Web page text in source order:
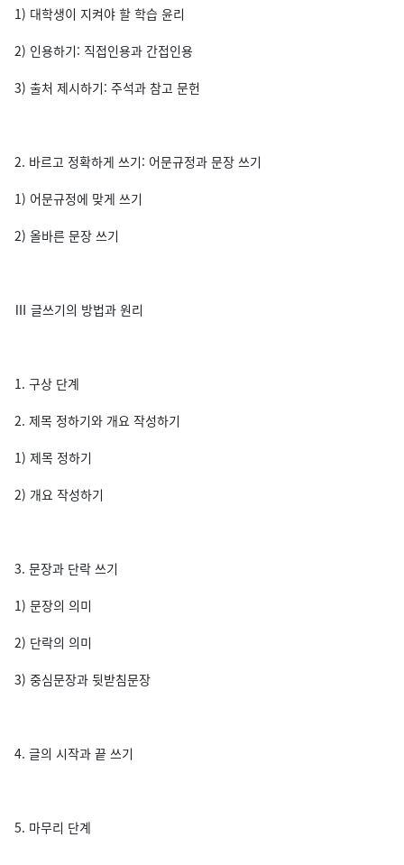
1) 대학생이 지켜야 할 학습 윤리
2) 인용하기: 직접인용과 간접인용
3) 출처 제시하기: 주석과 참고 문헌
2. 바르고 정확하게 쓰기: 어문규정과 문장 쓰기
1) 어문규정에 맞게 쓰기
2) 올바른 문장 쓰기
Ⅲ 글쓰기의 방법과 원리
1. 구상 단계
2. 제목 정하기와 개요 작성하기
1) 제목 정하기
2) 개요 작성하기
3. 문장과 단락 쓰기
1) 문장의 의미
2) 단락의 의미
3) 중심문장과 뒷받침문장
4. 글의 시작과 끝 쓰기
5. 마무리 단계